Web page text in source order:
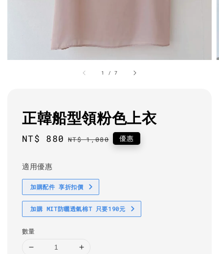
1 /7
正韓船型領粉色上衣
Sale
NT$ 880 Regular
NT$ 1,080 優惠
適用優惠
加購配件 享折扣價
加購 MIT防曬透氣棉T 只要190元
數量